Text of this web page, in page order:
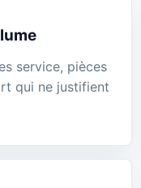
service, pièces
qui ne justifient